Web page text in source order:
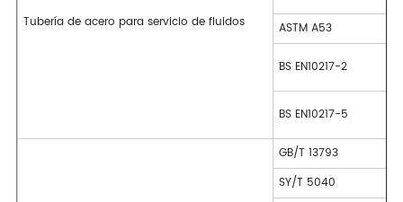
Tubería de acero para servicio de fluidos ASTM A53
BS EN10217-2
BS EN10217-5
GB/T 13793
SY/T 5040